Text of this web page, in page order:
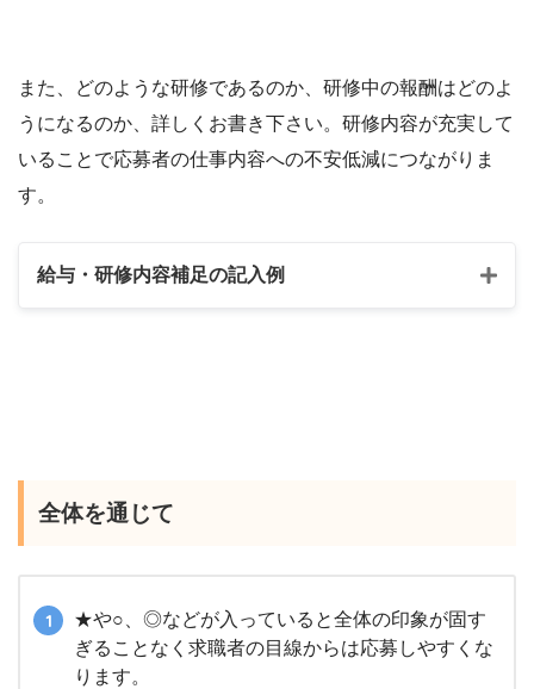
また、どのような研修であるのか、研修中の報酬はどのよ
うになるのか、詳しくお書き下さい。研修内容が充実して
いることで応募者の仕事内容への不安低減につながりま
す。
給与・研修内容補足の記入例
全体を通じて
★や○、◎などが入っていると全体の印象が固す
ぎることなく求職者の目線からは応募しやすくな
ります。